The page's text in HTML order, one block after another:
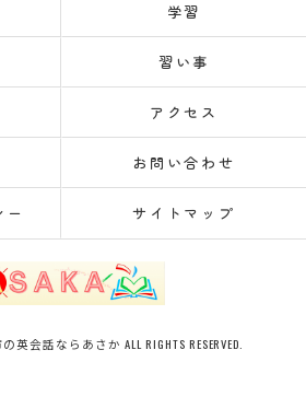
学習
習い事
アクセス
お問い合わせ
サイトマップ
会話ならあさか ALL RIGHTS RESERVED.